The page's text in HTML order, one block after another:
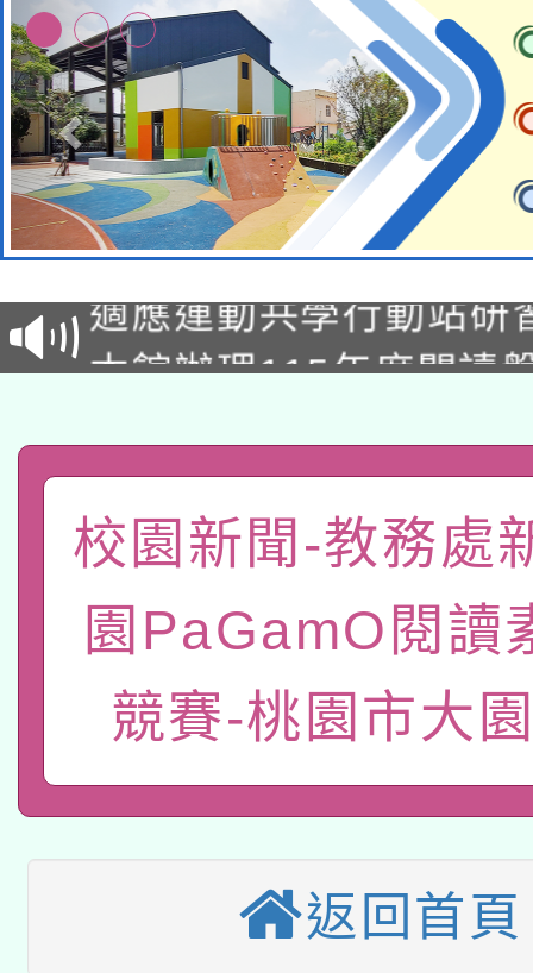
本校115學年度第2次
招甄選結果公告(無人
招)
適應運動共學行動站研
本館辦理115年度閱讀
礎課程
A3數位素養講師名單
「數位內容與教學軟體
pilot」
有關大陸委員會函釋公
薪期間赴陸應申請許可
轉知經濟部水利署委託
業技術研究院辦理「
用水績優單位及節水達
動」
115年8月22日(星期六
桃園市孔廟祈福系列
本校115學年度第2次
招甄選結果公告(無人
適應運動共學行動站研
本館辦理115年度閱讀
校園新聞-教務處
園PaGamO閱讀
競賽-桃園市大
返回首頁